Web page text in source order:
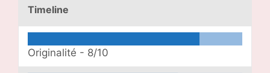
Timeline
Originalité - 8/10